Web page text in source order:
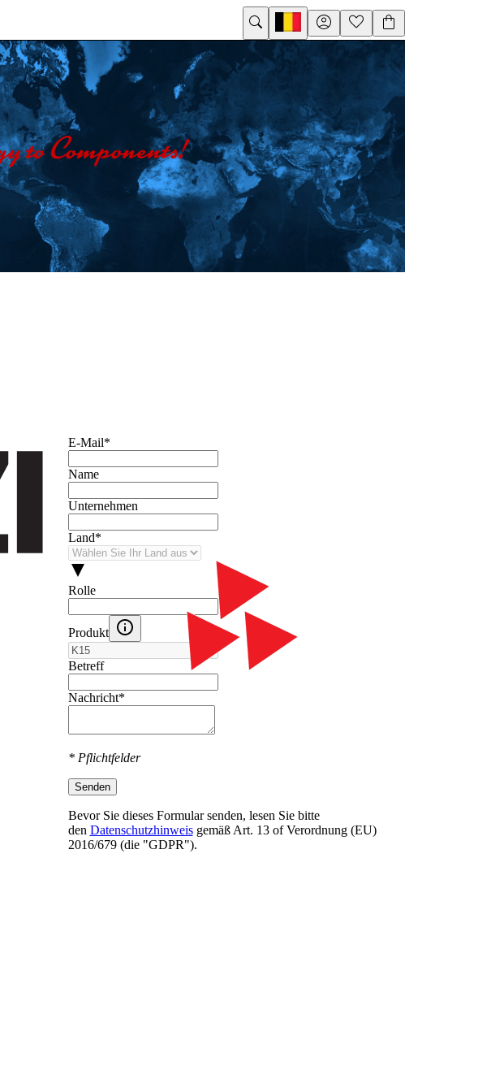
E-Mail*
Name
Unternehmen
Land*
Rolle
Produkt
Betreff
Nachricht*
* Pflichtfelder
Senden
Bevor Sie dieses Formular senden, lesen Sie bitte
den Datenschutzhinweisgemäß Art. 13 оf Verordnung (EU)
2016/679 (die "GDPR").